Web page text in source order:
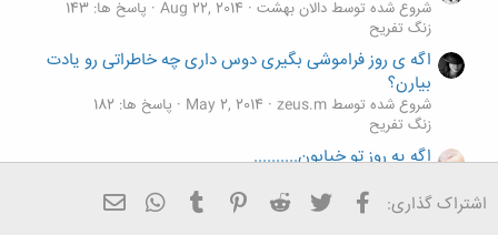
شروع شده توسط دالان بهشت Aug 22, 2014 پاسخ ها: 143
زنگ تفريح
اگه ی روز فراموشی بگیری دوس داری چه خاطراتی رو یادت
بیارن؟
شروع شده توسط zeus.m May 2, 2014
پاسخ ها: 182
زنگ تفريح
اگه یه روز تو خیابون..........
زنگ تفريح
اشتراک گذاری: فیسبوک تویتر Reddit
Pinterest
Tumblr
WhatsApp